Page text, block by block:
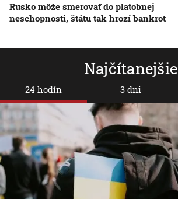
Rusko môže smerovať do platobnej
neschopnosti, štátu tak hrozí bankrot
Najčítanejšie
24 hodín 3 dni